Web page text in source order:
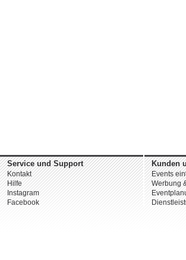
Service und Support
Kontakt
Hilfe
Instagram
Facebook
Kunden
Events
Werbung